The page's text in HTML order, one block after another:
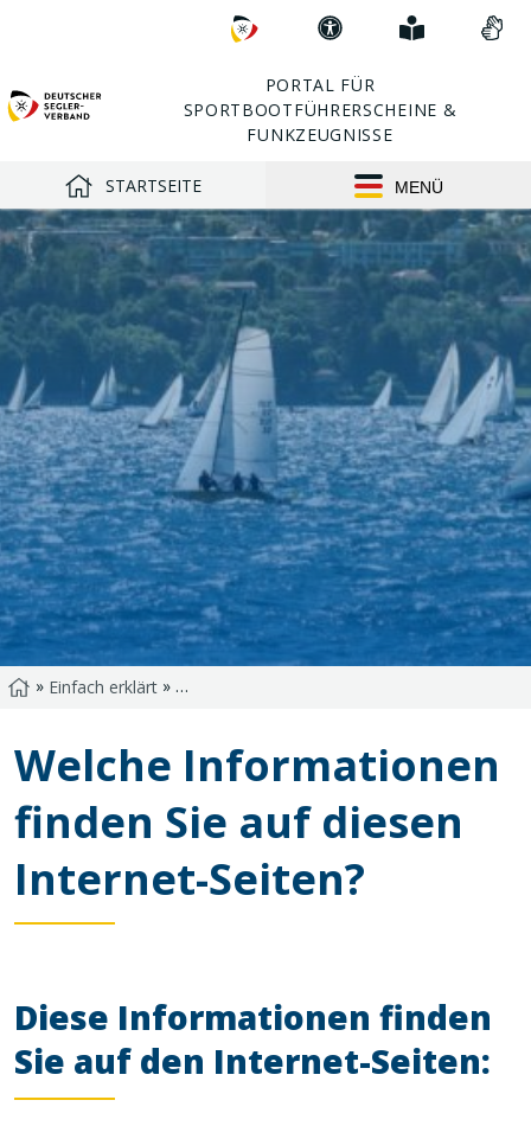
Erklärung
Barrierefreiheit
Einfach
PORTAL FÜR
SPORTBOOTFÜHRERSCHEINE &
FUNKZEUGNISSE
STARTSEITE MENÜ
Startseite
» Einfach erklärt» Welche Informationen finden Sie auf
Welche Informationen
finden Sie auf diesen
Internet-Seiten?
Diese Informationen finden
Sie auf den Internet-Seiten: